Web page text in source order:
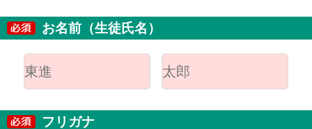
お名前（生徒氏名）
フリガナ